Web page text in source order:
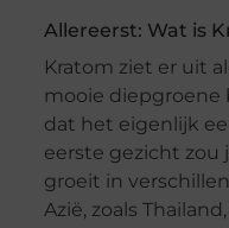
Allereerst: Wat is
Kratom ziet er uit
mooie diepgroene
dat het eigenlijk
eerste gezicht zou
groeit in
Azië, zoals